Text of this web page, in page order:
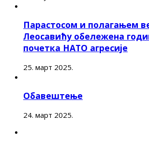
Парастосом и полагањем
Леосавићу обележена
почетка НАТО агресије
25. март 2025.
Обавештење
24. март 2025.